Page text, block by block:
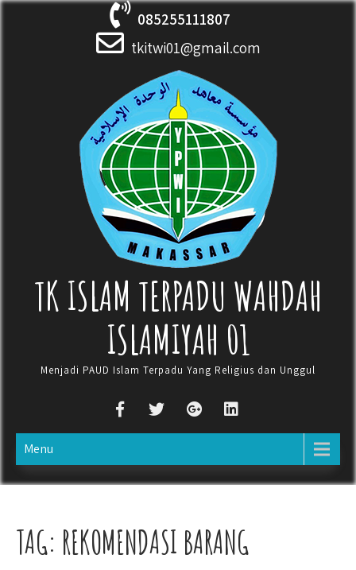
Skip
085255111807
tkitwi01@gmail.com
TK ISLAM TERPADU WAHDAH
ISLAMIYAH 01
Menjadi PAUD Islam Terpadu Yang Religius dan Unggul
Menu
TAG: REKOMENDASI BARANG